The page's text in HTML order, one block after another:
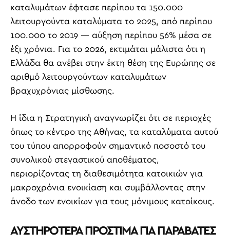
καταλυμάτων έφτασε περίπου τα 150.000
λειτουργούντα καταλύματα το 2025, από περίπου
100.000 το 2019 — αύξηση περίπου 56% μέσα σε
έξι χρόνια. Για το 2026, εκτιμάται μάλιστα ότι η
Ελλάδα θα ανέβει στην έκτη θέση της Ευρώπης σε
αριθμό λειτουργούντων καταλυμάτων
βραχυχρόνιας μίσθωσης.
Η ίδια η Στρατηγική αναγνωρίζει ότι σε περιοχές
όπως το κέντρο της Αθήνας, τα καταλύματα αυτού
του τύπου απορροφούν σημαντικό ποσοστό του
συνολικού στεγαστικού αποθέματος,
περιορίζοντας τη διαθεσιμότητα κατοικιών για
μακροχρόνια ενοικίαση και συμβάλλοντας στην
άνοδο των ενοικίων για τους μόνιμους κατοίκους.
ΑΥΣΤΗΡΟΤΕΡΑ ΠΡΟΣΤΙΜΑ ΓΙΑ ΠΑΡΑΒΑΤΕΣ